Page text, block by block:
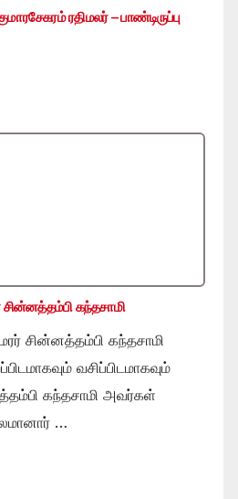
ரதிமலர் – பாண்டிருப்பு
கந்தசாமி
சின்னத்தம்பி கந்தசாமி
வசிப்பிடமாகவும்
கந்தசாமி அவர்கள்
…